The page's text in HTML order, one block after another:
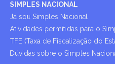
SIMPLES NACIONAL
Já sou Simples Nacional
Atividades permitidas para o
TFE (Taxa de Fiscalização do
Dúvidas sobre o Simples